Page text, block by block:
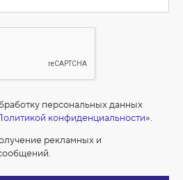
персональных данных
конфиденциальности».
рекламных и